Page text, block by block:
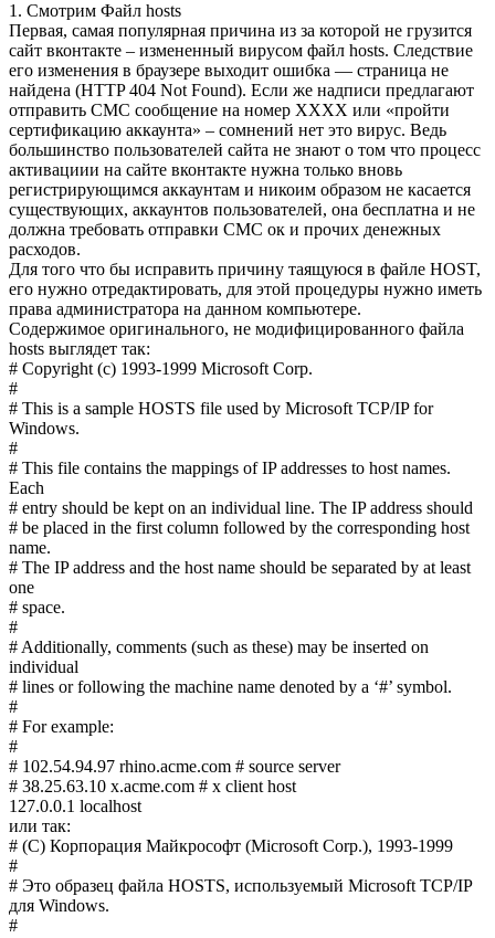
1. Смотрим Файл hosts
Первая, самая популярная причина из за которой не грузится
сайт вконтакте – измененный вирусом файл hosts. Следствие
его изменения в браузере выходит ошибка — страница не
найдена (HTTP 404 Not Found). Если же надписи предлагают
отправить СМС сообщение на номер ХХХХ или «пройти
сертификацию аккаунта» – сомнений нет это вирус. Ведь
большинство пользователей сайта не знают о том что процесс
активациии на сайте вконтакте нужна только вновь
регистрирующимся аккаунтам и никоим образом не касается
существующих, аккаунтов пользователей, она бесплатна и не
должна требовать отправки СМС ок и прочих денежных
расходов.
Для того что бы исправить причину таящуюся в файле HOST,
его нужно отредактировать, для этой процедуры нужно иметь
права администратора на данном компьютере.
Содержимое оригинального, не модифицированного файла
hosts выглядет так:
# Copyright (c) 1993-1999 Microsoft Corp.
#
# This is a sample HOSTS file used by Microsoft TCP/IP for
Windows.
#
# This file contains the mappings of IP addresses to host names.
Each
# entry should be kept on an individual line. The IP address should
# be placed in the first column followed by the corresponding host
name.
# The IP address and the host name should be separated by at least
one
# space.
#
# Additionally, comments (such as these) may be inserted on
individual
# lines or following the machine name denoted by a ‘#’ symbol.
#
# For example:
#
# 102.54.94.97 rhino.acme.com # source server
# 38.25.63.10 x.acme.com # x client host
127.0.0.1 localhost
или так:
# (C) Корпорация Майкрософт (Microsoft Corp.), 1993-1999
#
# Это образец файла HOSTS, используемый Microsoft TCP/IP
для Windows.
#